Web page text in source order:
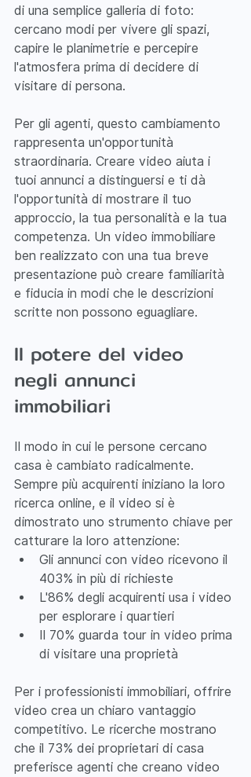
di una semplice galleria di foto:
cercano modi per vivere gli spazi,
capire le planimetrie e percepire
l'atmosfera prima di decidere di
visitare di persona.
Per gli agenti, questo cambiamento
rappresenta un'opportunità
straordinaria. Creare video aiuta i
tuoi annunci a distinguersi e ti dà
l'opportunità di mostrare il tuo
approccio, la tua personalità e la tua
competenza. Un video immobiliare
ben realizzato con una tua breve
presentazione può creare familiarità
e fiducia in modi che le descrizioni
scritte non possono eguagliare.
Il potere del video
negli annunci
immobiliari
Il modo in cui le persone cercano
casa è cambiato radicalmente.
Sempre più acquirenti iniziano la loro
ricerca online, e il video si è
dimostrato uno strumento chiave per
catturare la loro attenzione:
Gli annunci con video ricevono il
403% in più di richieste
L'86% degli acquirenti usa i video
per esplorare i quartieri
Il 70% guarda tour in video prima
di visitare una proprietà
Per i professionisti immobiliari, offrire
video crea un chiaro vantaggio
competitivo. Le ricerche mostrano
che il 73% dei proprietari di casa
preferisce agenti che creano video